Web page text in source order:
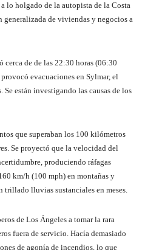
lo holgado de la autopista de la Costa
de viviendas y negocios a
de de las 22:30 horas (06:30
evacuaciones en Sylmar, el
están investigando las causas de los
que superaban los 100 kilómetros
Se proyectó que la velocidad del
produciendo ráfagas
km/h (100 mph) en montañas y
trillado lluvias sustanciales en meses.
de Los Ángeles a tomar la rara
fuera de servicio. Hacía demasiado
de agonía de incendios, lo que